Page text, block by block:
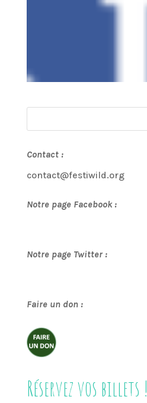
Contact :
contact@festiwild.org
Notre page Facebook :
Notre page Twitter :
Faire un don :
Réservez vos billets !